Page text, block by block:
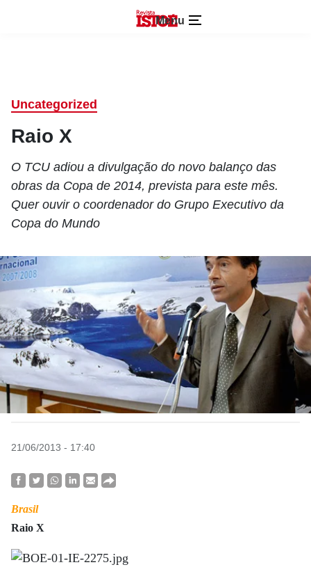
Menu
Uncategorized
Raio X
O TCU adiou a divulgação do novo balanço das
obras da Copa de 2014, prevista para este mês.
Quer ouvir o coordenador do Grupo Executivo da
Copa do Mundo
21/06/2013 - 17:40
Brasil
Raio X